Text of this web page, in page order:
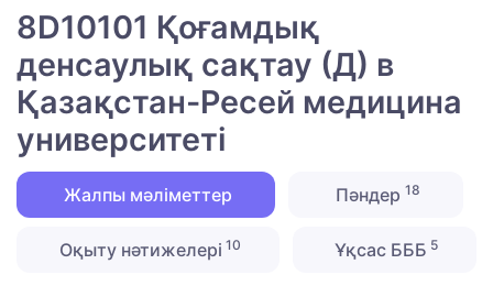
8D10101 Қоғамдық
денсаулық сақтау (Д) в
Қазақстан-Ресей медицина
университеті
Жалпы мәліметтер Пәндер 18
Оқыту нәтижелері 10 Ұқсас БББ 5